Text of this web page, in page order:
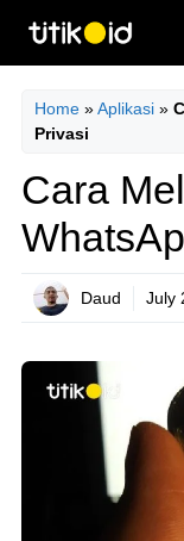
content
Home »Aplikasi »
Privasi
Cara
Daud July